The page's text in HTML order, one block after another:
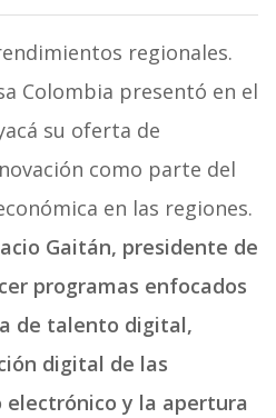
regionales.
Colombia presentó en el
su oferta de
como parte del
en las regiones.
Gaitán, presidente de
programas enfocados
de talento digital,
digital de las
electrónico y la apertura